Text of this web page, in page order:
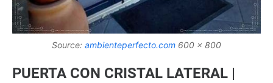
Source: ambienteperfecto.com 600 x 800
PUERTA CON CRISTAL LATERAL |